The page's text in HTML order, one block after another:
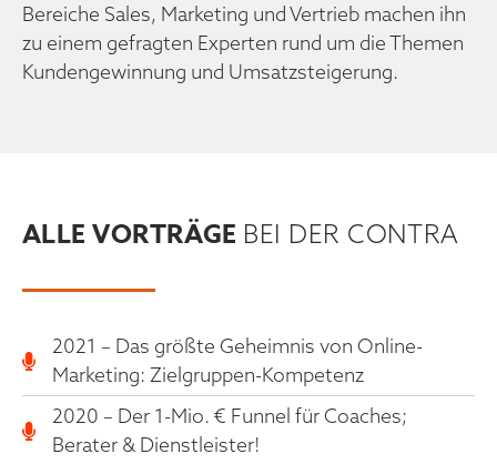
Bereiche Sales, Marketing und Vertrieb machen ihn
zu einem gefragten Experten rund um die Themen
Kundengewinnung und Umsatzsteigerung.
ALLE VORTRÄGE BEI DER CONTRA
2021 – Das größte Geheimnis von Online-
Marketing: Zielgruppen-Kompetenz
2020 – Der 1-Mio. € Funnel für Coaches;
Berater & Dienstleister!